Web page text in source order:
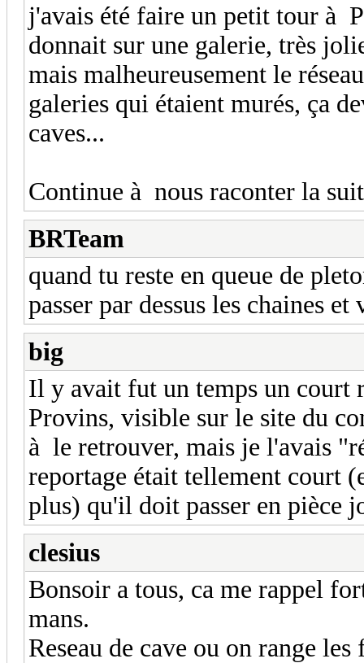
j'avais été faire un petit tour à
donnait sur une galerie, très
mais malheureusement le
galeries qui étaient murés, ça
caves...
Continue à nous raconter la
BRTeam
quand tu reste en queue de
passer par dessus les chaines
big
Il y avait fut un temps un court
Provins, visible sur le site du
à le retrouver, mais je l'avais
reportage était tellement court
plus) qu'il doit passer en pièce
clesius
Bonsoir a tous, ca me rappel
mans.
Reseau de cave ou on range